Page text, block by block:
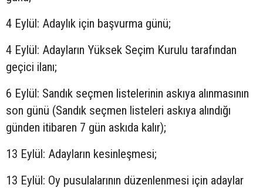
4 Eylül: Adaylık için başvurma günü;
4 Eylül: Adayların Yüksek Seçim Kurulu tarafından
geçici ilanı;
6 Eylül: Sandık seçmen listelerinin askıya alınmasının
son günü (Sandık seçmen listeleri askıya alındığı
günden itibaren 7 gün askıda kalır);
13 Eylül: Adayların kesinleşmesi;
13 Eylül: Oy pusulalarının düzenlenmesi için adaylar